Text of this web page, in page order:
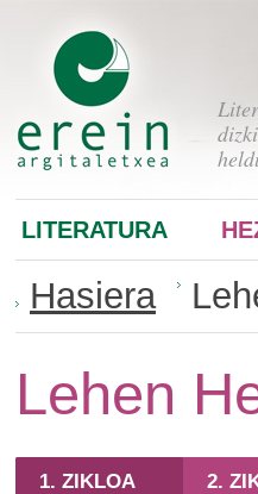
LITERATURA
Hasiera
Lehen
1. ZIKLOA 2.